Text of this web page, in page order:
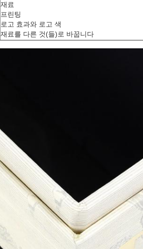
재료
프린팅
로고 효과와 로고 색
재료를 다른 것(들)로 바꿉니다